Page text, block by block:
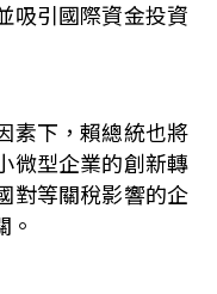
吸引國際資金投資
素下，賴總統也將
微型企業的創新轉
對等關稅影響的企